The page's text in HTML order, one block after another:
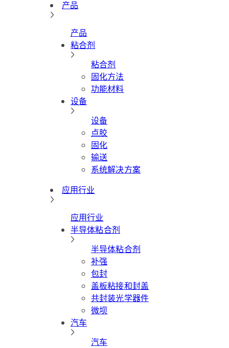
产品
产品
粘合剂
粘合剂
固化方法
功能材料
设备
设备
点胶
固化
输送
系统解决方案
应用行业
应用行业
半导体粘合剂
半导体粘合剂
补强
包封
盖板粘接和封盖
共封装光学器件
微坝
汽车
汽车